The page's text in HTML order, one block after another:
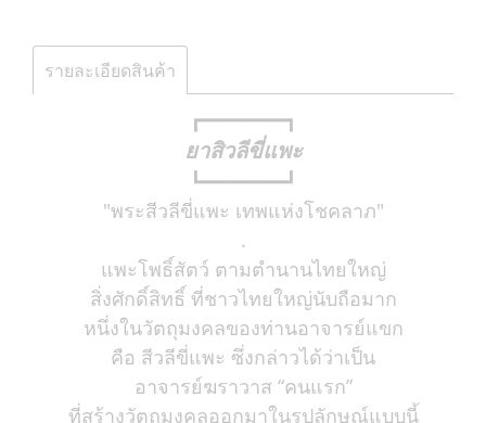
รายละเอียดสินค้า
┏━━━━━━━┓
ยาสิวลีขี่แพะ
┗━━━━━━━┛
"พระสีวลีขี่แพะ เทพแห่งโชคลาภ"
.
แพะโพธิ์สัตว์ ตามตำนานไทยใหญ่
สิ่งศักดิ์สิทธิ์ ที่ชาวไทยใหญ่นับถือมาก
หนึ่งในวัตถุมงคลของท่านอาจารย์แขก
คือ สีวลีขี่แพะ ซึ่งกล่าวได้ว่าเป็น
อาจารย์ฆราวาส “คนแรก”
ที่สร้างวัตถุมงคลออกมาในรูปลักษณ์แบบนี้